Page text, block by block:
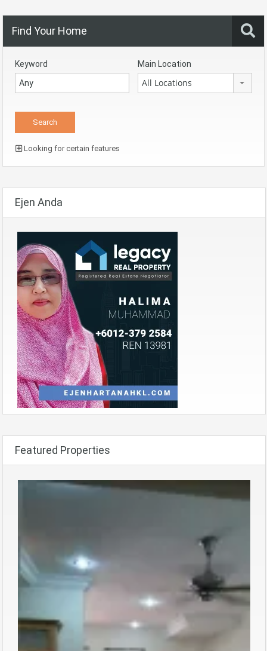
Find Your Home
Keyword Main Location
All Locations
Looking for certain features
Ejen Anda
Featured Properties